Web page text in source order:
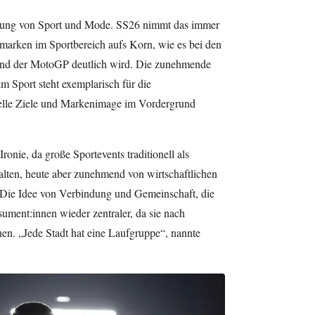
von Sport und Mode. SS26 nimmt das immer
im Sportbereich aufs Korn, wie es bei den
der MotoGP deutlich wird. Die zunehmende
Sport steht exemplarisch für die
Ziele und Markenimage im Vordergrund
da große Sportevents traditionell als
heute aber zunehmend von wirtschaftlichen
Idee von Verbindung und Gemeinschaft, die
wieder zentraler, da sie nach
„Jede Stadt hat eine Laufgruppe“, nannte